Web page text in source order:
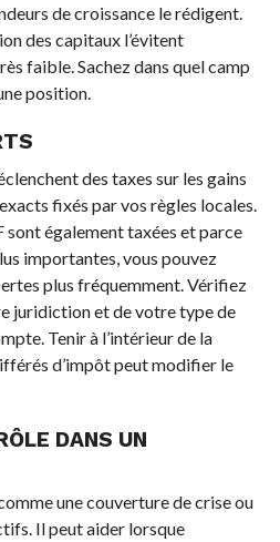
de croissance le rédigent.
des capitaux l’évitent
faible. Sachez dans quel camp
position.
des taxes sur les gains
fixés par vos règles locales.
sont également taxées et parce
importantes, vous pouvez
plus fréquemment. Vérifiez
juridiction et de votre type de
Tenir à l’intérieur de la
d’impôt peut modifier le
DANS UN
une couverture de crise ou
Il peut aider lorsque